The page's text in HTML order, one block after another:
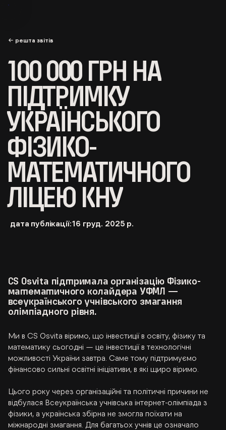
← решта звітів
100 000 ГРН НА
ПІДТРИМКУ
УКРАЇНСЬКОГО
ФІЗИКО-
МАТЕМАТИЧНОГО
ЛІЦЕЮ КНУ
16 груд. 2025 р.
дата публікації:
CS Osvita підтримала організацію Фізико-
математичного колайдера УФМЛ —
всеукраїнського учнівського змагання
олімпіадного рівня.
Ми в CS Osvita віримо, що інвестиції в освіту, фізику та
математику сьогодні — це інвестиції в технологічні
можливості України завтра. Саме тому підтримуємо
фінансово сильні освітні ініціативи, в які щиро віримо.
Цього року через організаційні та політичні причини не
відбулася Всеукраїнська учнівська інтернет-олімпіада з
фізики, а українська збірна не змогла поїхати на
міжнародні змагання. Для багатьох учнів це означало